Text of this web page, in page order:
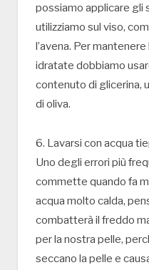
possiamo applicare gli
utilizziamo sul viso,
l’avena. Per
idratate dobbiamo
contenuto di glicerina,
di oliva.
6. Lavarsi con acqua
Uno degli errori più
commette quando fa
acqua molto calda,
combatterà il freddo
per la nostra pelle,
seccano la pelle e